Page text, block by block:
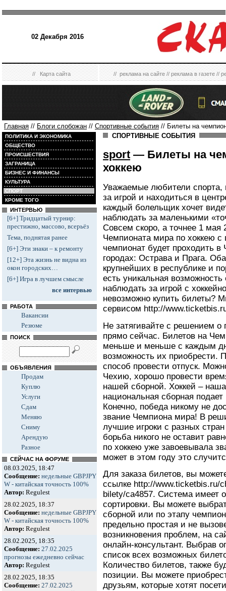
02 Декабря 2016
//Карта сайта //реклама на сайте//реклама в газете//
Главная // Блоги слобожан // Спортивные события // Билеты на
ПОЛИТИКА И ЭКОНОМИКА
ОБЩЕСТВО
ПРОИСШЕСТВИЯ
ЗАГРАНИЦА
БИЗНЕС И ФИНАНСЫ
КУЛЬТУРА
СПОРТ
КРОМЕ ТОГО
ИНТЕРВЬЮ
[6+] Тридцатый турнир:
престижно, массово, всерьёз
Тема, поднятая ранее
[6+] Эти знаки – к ремонту
[12+] Эта жизнь не видна из
окон городских…
[6+] Игра в лучшем смысле
все интервью
РАБОТА
Вакансии
Резюме
ПОИСК
ОБЪЯВЛЕНИЯ
Продам
Куплю
Услуги
Сдам
Меняю
Сниму
Арендую
Разное
СЕЙЧАС НА ФОРУМЕ
08.03.2025, 18:47
Сообщение: недельные GBPJPY
W - китайская точность 100%
Автор: Regulest
28.02.2025, 18:37
Сообщение: недельные GBPJPY
W - китайская точность 100%
Автор: Regulest
28.02.2025, 18:35
Сообщение: 27.02.2025
прогнозы ежедневно сейчас
Автор: Regulest
28.02.2025, 18:35
Сообщение: 27.02.2025
СПОРТИВНЫЕ СОБЫТИЯ
sport — Билеты на
хоккею
Уважаемые любители спорта,
за игрой и находиться в
каждый болельщик хочет
наблюдать за маленькими
Совсем скоро, а точнее 1 мая
Чемпионата мира по хоккею
чемпионат будет проходить
городах: Острава и Прага.
крупнейших в республике и
есть уникальная
наблюдать за игрой с
невозможно купить билеты?
сервисом http://
Не затягивайте с решением о
прямо сейчас. Билетов на
меньше и меньше с каждым
возможность их приобрести.
способ провести отпуск.
Чехию, хорошо провести
нашей сборной. Хоккей –
национальная сборная
Конечно, победа никому не
звание Чемпиона мира! В
лучшие игроки с разных
борьба никого не оставит
по хоккею уже завоевывала
может в этом году это
Для заказа билетов, вы
ссылке http://www.ticketbis.ru/
bilety/ca4857. Система имеет
сортировки. Вы можете
сборной или по этапу
предельно простая и не
возникновения проблем, на
онлайн-консультант. Выбрав
список всех возможных
Количество билетов, также
позиции. Вы можете
друзьям, которые хотят